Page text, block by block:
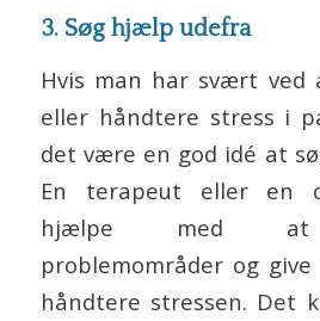
3. Søg hjælp udefra
Hvis man har svært ved
eller håndtere stress i
det være en god idé at
En terapeut eller en
hjælpe med at
problemområder og
håndtere stressen. Det